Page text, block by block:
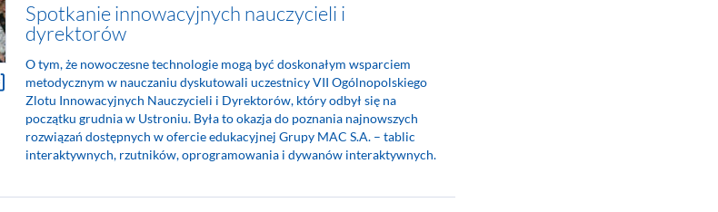
Spotkanie innowacyjnych nauczycieli i
dyrektorów
O tym, że nowoczesne technologie mogą być doskonałym wsparciem
metodycznym w nauczaniu dyskutowali uczestnicy VII Ogólnopolskiego
Zlotu Innowacyjnych Nauczycieli i Dyrektorów, który odbył się na
początku grudnia w Ustroniu. Była to okazja do poznania najnowszych
rozwiązań dostępnych w ofercie edukacyjnej Grupy MAC S.A. – tablic
interaktywnych, rzutników, oprogramowania i dywanów interaktywnych.